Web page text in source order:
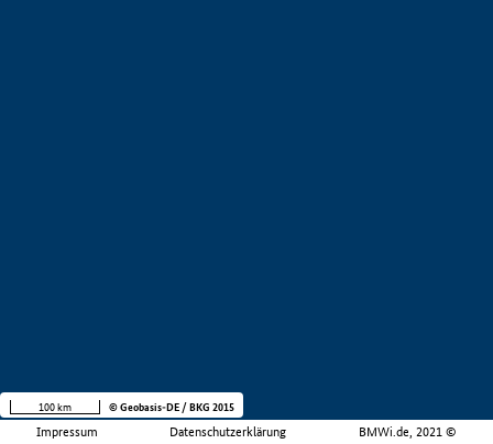
Impressum Datenschutzerklärung BMWi.de, 2021 ©
100 km © Geobasis-DE / BKG 2015